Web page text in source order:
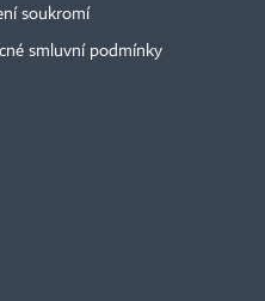
soukromí
smluvní podmínky